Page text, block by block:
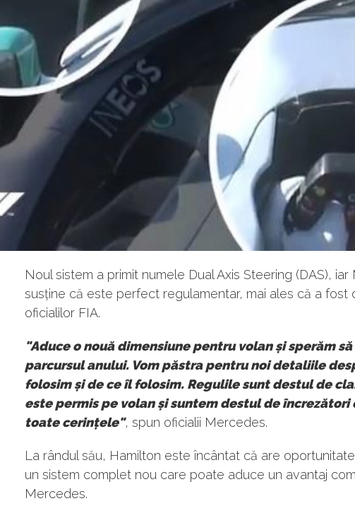
Noul sistem a primit numele Dual Axis Steering (DAS),
susține că este perfect regulamentar, mai ales că a fost
oficialilor FIA.
"Aduce o nouă dimensiune pentru volan și sperăm
parcursul anului. Vom păstra pentru noi detaliile
folosim și de ce îl folosim. Regulile sunt destul de
este permis pe volan și suntem destul de încrezători
toate cerințele", spun oficialii Mercedes.
La rândul său, Hamilton este încântat că are
un sistem complet nou care poate aduce un avantaj
Mercedes.